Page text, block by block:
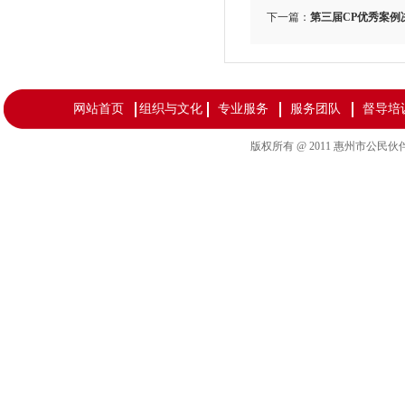
下一篇： 第三届CP优秀案例
网站首页 组织与文化 专业服务 服务团队 督导培
版权所有 @ 2011 惠州市公民